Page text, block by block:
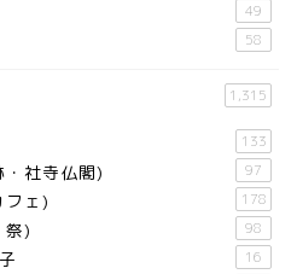
49
58
1,315
133
社寺仏閣) 97
フェ) 178
祭) 98
16